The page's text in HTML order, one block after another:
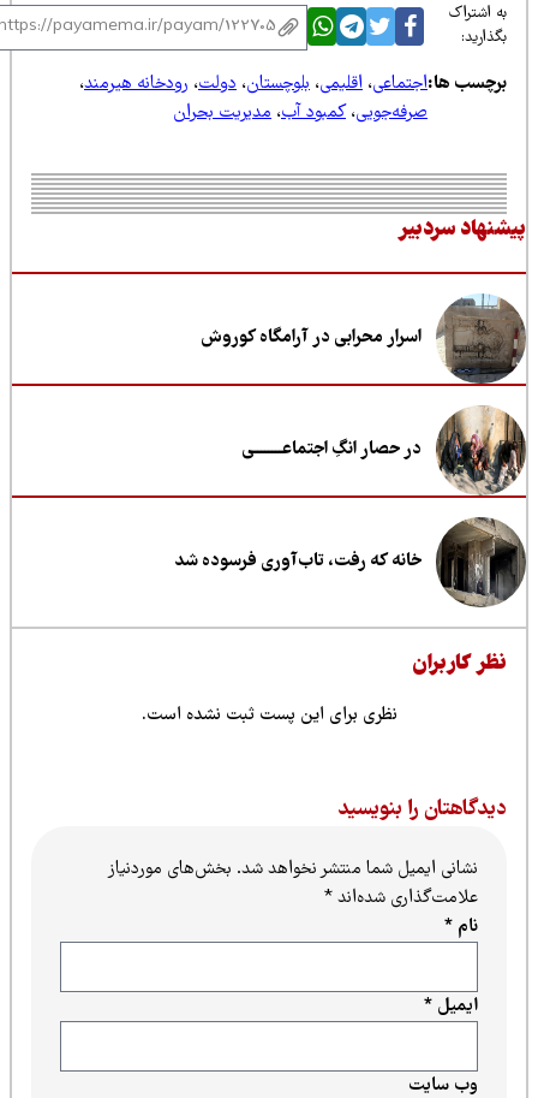
اشتراک
ها:اجتماعی،اقلیمی،بلوچستان،دولت ،رودخانه هیرمند،
صرفه‌جویی،کمبود آب،مدیریت بحران
سردبیر
اسرار محرابی در آرامگاه کوروش
در حصار انگِ اجتماعــــــــی
خانه که رفت، تاب‌آوری فرسوده شد
کاربران
نظری برای این پست ثبت نشده است.
را بنویسید
نشانی ایمیل شما منتشر نخواهد شد.بخش‌های موردنیاز
علامت‌گذاری شده‌اند*
ایمیل*
وب‌ سایت